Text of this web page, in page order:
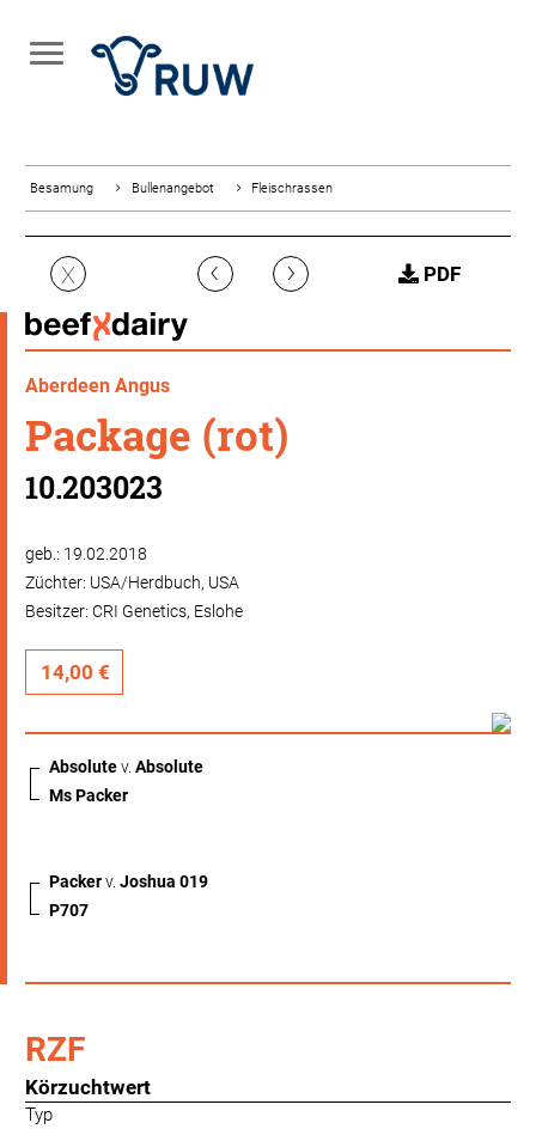
Besamung Bullenangebot Fleischrassen
X ‹ › PDF
Aberdeen Angus
Package (rot)
10.203023
geb.: 19.02.2018
Züchter: USA/Herdbuch, USA
Besitzer: CRI Genetics, Eslohe
14,00 €
Absolutev. Absolute
Ms Packer
Packerv. Joshua 019
P707
RZF
Körzuchtwert
Typ